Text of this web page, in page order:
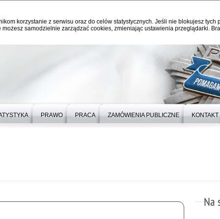
korzystanie z serwisu oraz do celów statystycznych. Jeśli nie blokujesz tych
samodzielnie zarządzać cookies, zmieniając ustawienia przeglądarki.
PRAWO PRACA ZAMÓWIENIA PUBLICZNE KONTAKT
Na